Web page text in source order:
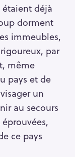
déjà
dorment
immeubles,
par
même
pays et de
un
au secours
ce pays